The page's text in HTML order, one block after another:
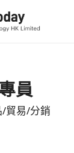
員
/貿易/分銷